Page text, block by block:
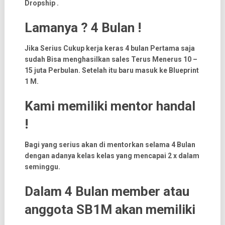
Dropship .
Lamanya ? 4 Bulan !
Jika Serius Cukup kerja keras 4 bulan Pertama saja
sudah Bisa menghasilkan sales Terus Menerus 10 –
15 juta Perbulan. Setelah itu baru masuk ke Blueprint
1 M.
Kami memiliki mentor handal
!
Bagi yang serius akan di mentorkan selama 4 Bulan
dengan adanya kelas kelas yang mencapai 2 x dalam
seminggu.
Dalam 4 Bulan member atau
anggota SB1M akan memiliki